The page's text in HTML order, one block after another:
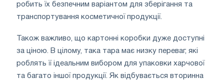
робить їх безпечним варіантом для зберігання та
транспортування косметичної продукції.
Також важливо, що картонні коробки дуже доступні
за ціною. В цілому, така тара має низку переваг, які
роблять її ідеальним вибором для упаковки харчової
та багато іншої продукції. Як відбувається вторинна